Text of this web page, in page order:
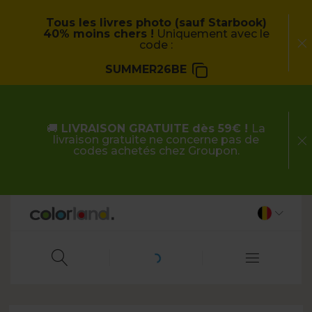
Tous les livres photo (sauf Starbook)
40% moins chers ! Uniquement avec le
code :
SUMMER26BE
🚚 LIVRAISON GRATUITE dès 59€ ! La
livraison gratuite ne concerne pas de
codes achetés chez Groupon.